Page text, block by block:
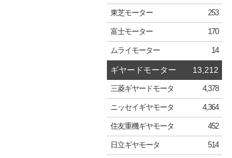
東芝モーター 253
富士モーター 170
ムライモーター 14
ギヤードモーター 13,212
三菱ギヤードモータ 4,378
ニッセイギヤモータ 4,364
住友重機ギヤモータ 452
日立ギヤモータ 514